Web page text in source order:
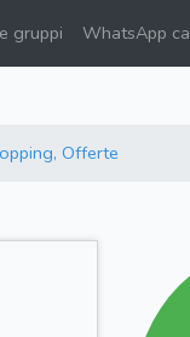
gruppi WhatsApp
Offerte